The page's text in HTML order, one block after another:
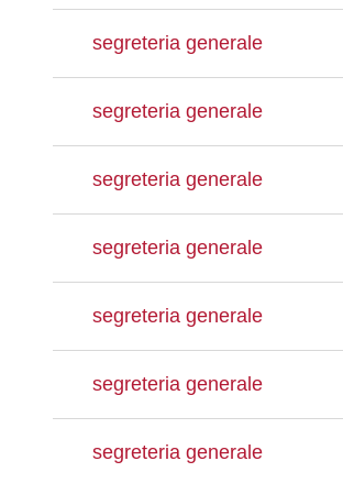
segreteria generale
segreteria generale
segreteria generale
segreteria generale
segreteria generale
segreteria generale
segreteria generale